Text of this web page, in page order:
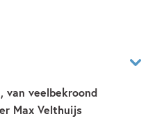
van veelbekroond
Max Velthuijs